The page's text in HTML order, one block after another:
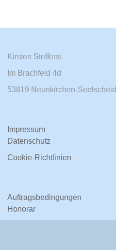
Kirsten Steffens
Im Brachfeld 4d
53819 Neunkirchen-Seelscheid
Impressum
Datenschutz
Cookie-Richtlinien
Auftragsbedingungen
Honorar